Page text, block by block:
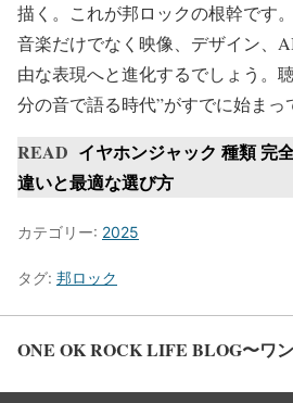
描く。これが邦ロックの根幹です
音楽だけでなく映像、デザイン、
由な表現へと進化するでしょう。
分の音で語る時代”がすでに始まっ
READ イヤホンジャック 種類 完
違いと最適な選び方
カテゴリー: 2025
タグ: 邦ロック
ONE OK ROCK LIFE BLOG〜ワ